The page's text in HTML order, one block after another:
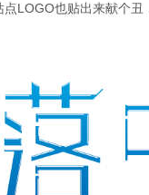
LOGO也贴出来献个丑